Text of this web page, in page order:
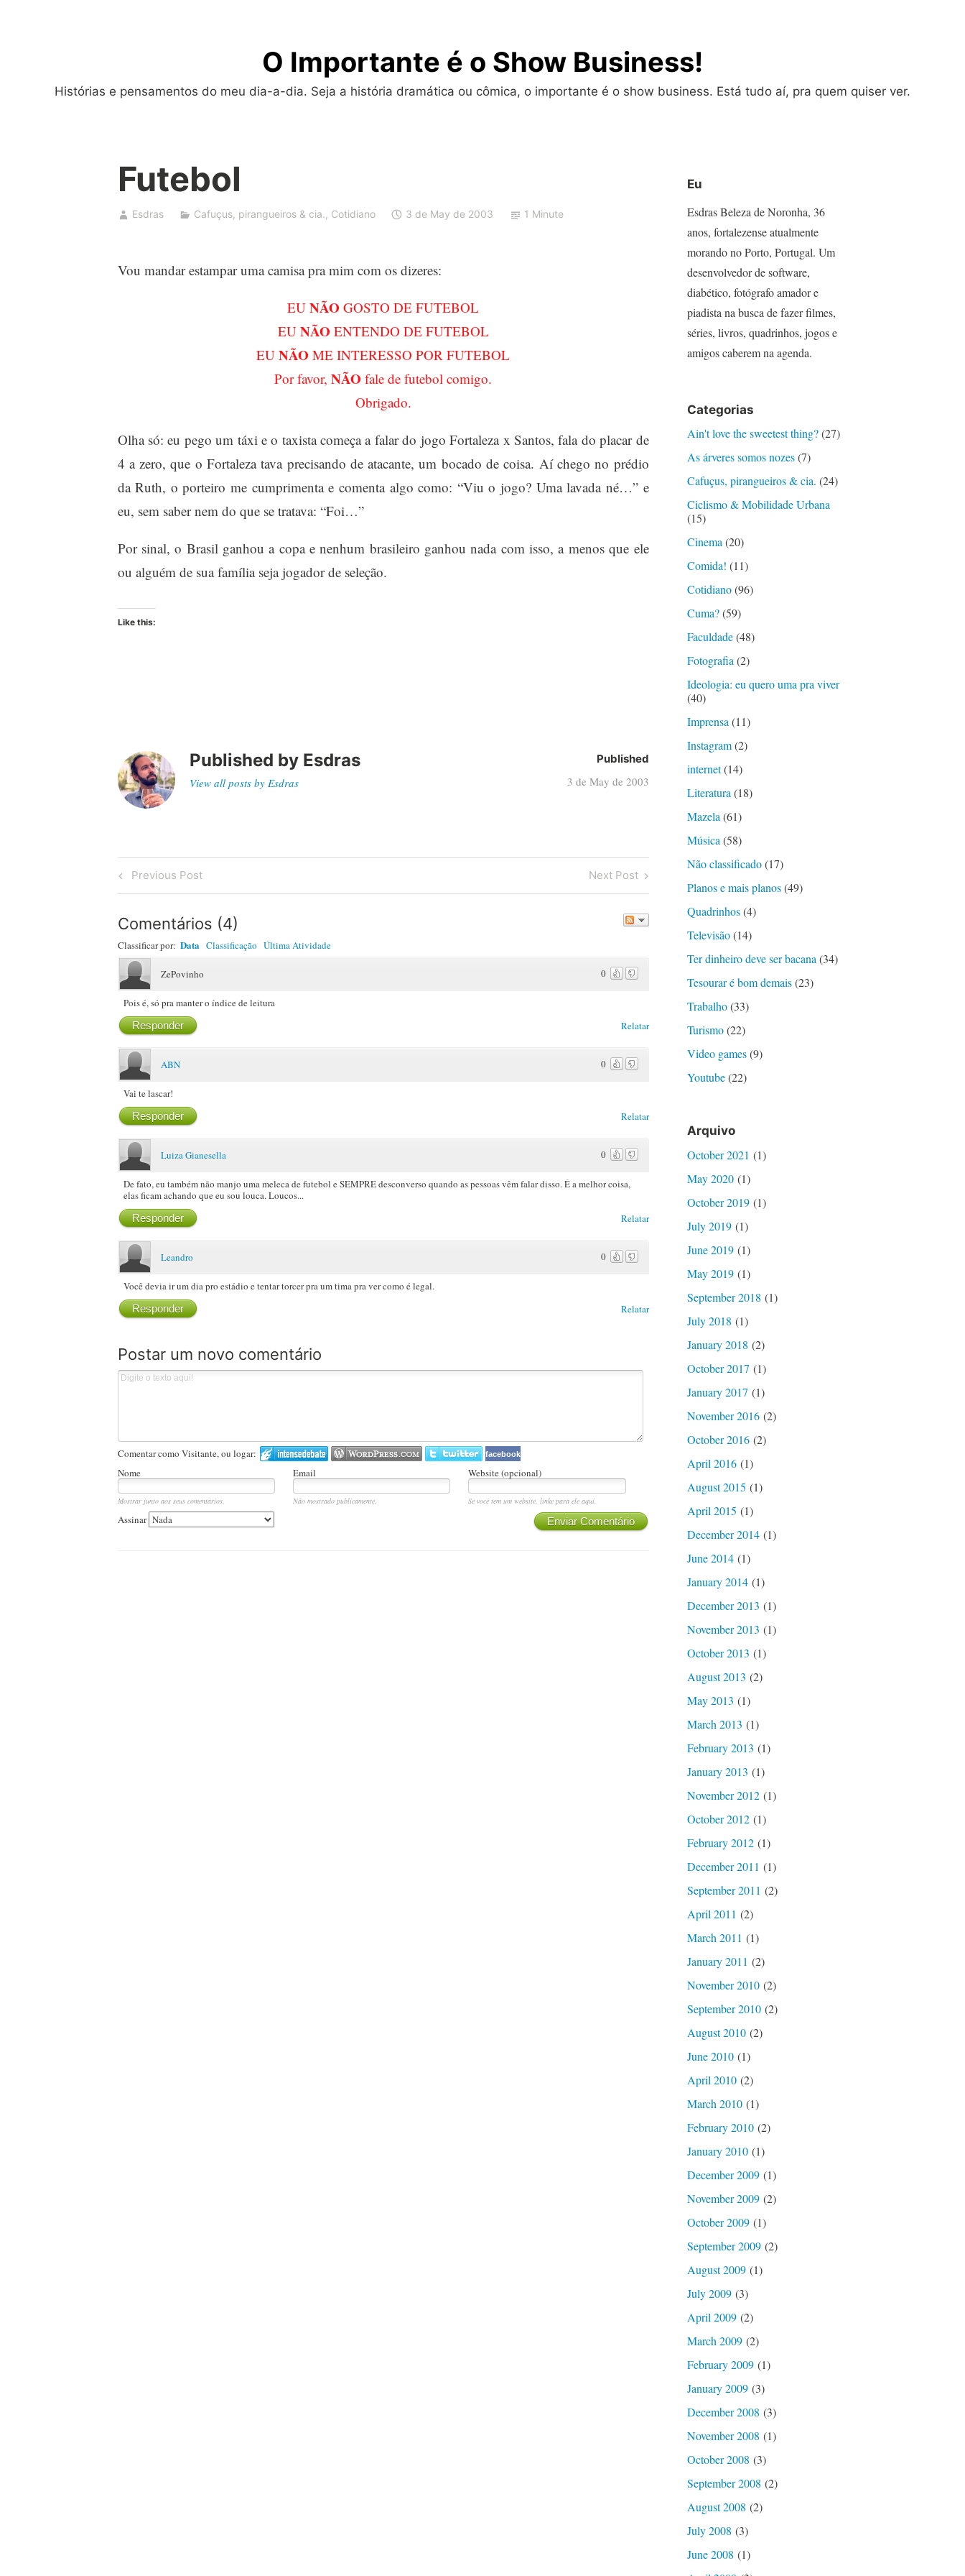
O Importante é o Show Business!
Histórias e pensamentos do meu dia-a-dia. Seja a história dramática ou cômica, o importante é o show business. Está tudo aí, pra quem quiser ver.
Futebol
Esdras Cafuçus, pirangueiros & cia., Cotidiano 3 de May de 2003 1 Minute
Vou mandar estampar uma camisa pra mim com os dizeres:
EU NÃO GOSTO DE FUTEBOL
EU NÃO ENTENDO DE FUTEBOL
EU NÃO ME INTERESSO POR FUTEBOL
Por favor, NÃO fale de futebol comigo.
Obrigado.
Olha só: eu pego um táxi e o taxista começa a falar do jogo Fortaleza x Santos, fala do placar de
4 a zero, que o Fortaleza tava precisando de atacante, um bocado de coisa. Aí chego no prédio
da Ruth, o porteiro me cumprimenta e comenta algo como: “Viu o jogo? Uma lavada né…” e
eu, sem saber nem do que se tratava: “Foi…”
Por sinal, o Brasil ganhou a copa e nenhum brasileiro ganhou nada com isso, a menos que ele
ou alguém de sua família seja jogador de seleção.
Like this:
Published by Esdras
View all posts by Esdras
Published
3 de May de 2003
Post
navigation
Previous
Post
Previous Post
Next
Post
Next Post
Comentários (4)
Classificar por: Data Classificação Última Atividade
0
ZePovinho
Pois é, só pra manter o índice de leitura
Relatar
Responder
0
ABN
Vai te lascar!
Relatar
Responder
0
Luiza Gianesella
De fato, eu também não manjo uma meleca de futebol e SEMPRE desconverso quando as pessoas vêm falar disso. É a melhor coisa,
elas ficam achando que eu sou louca. Loucos...
Relatar
Responder
0
Leandro
Você devia ir um dia pro estádio e tentar torcer pra um tima pra ver como é legal.
Relatar
Responder
Postar um novo comentário
Comentar como Visitante, ou logar: facebook
Nome Email Website (opcional)
Mostrar junto aos seus comentários. Não mostrado publicamente. Se você tem um website, linke para ele aqui.
Enviar Comentário
Assinar
Eu
Esdras Beleza de Noronha, 36
anos, fortalezense atualmente
morando no Porto, Portugal. Um
desenvolvedor de software,
diabético, fotógrafo amador e
piadista na busca de fazer filmes,
séries, livros, quadrinhos, jogos e
amigos caberem na agenda.
Categorias
Ain't love the sweetest thing?(27)
As árveres somos nozes(7)
Cafuçus, pirangueiros & cia. (24)
Ciclismo & Mobilidade Urbana
(15)
Cinema(20)
Comida! (11)
Cotidiano(96)
Cuma?(59)
Faculdade(48)
Fotografia(2)
Ideologia: eu quero uma pra viver
(40)
Imprensa(11)
Instagram(2)
internet(14)
Literatura(18)
Mazela(61)
Música(58)
Não classificado(17)
Planos e mais planos(49)
Quadrinhos(4)
Televisão(14)
Ter dinheiro deve ser bacana(34)
Tesourar é bom demais(23)
Trabalho(33)
Turismo(22)
Video games(9)
Youtube(22)
Arquivo
October 2021 (1)
May 2020(1)
October 2019(1)
July 2019(1)
June 2019(1)
May 2019(1)
September 2018 (1)
July 2018 (1)
January 2018 (2)
October 2017 (1)
January 2017 (1)
November 2016(2)
October 2016(2)
April 2016(1)
August 2015 (1)
April 2015 (1)
December 2014(1)
June 2014(1)
January 2014(1)
December 2013 (1)
November 2013 (1)
October 2013 (1)
August 2013 (2)
May 2013 (1)
March 2013 (1)
February 2013 (1)
January 2013 (1)
November 2012(1)
October 2012(1)
February 2012(1)
December 2011 (1)
September 2011 (2)
April 2011 (2)
March 2011 (1)
January 2011 (2)
November 2010(2)
September 2010(2)
August 2010(2)
June 2010(1)
April 2010(2)
March 2010(1)
February 2010(2)
January 2010(1)
December 2009(1)
November 2009(2)
October 2009(1)
September 2009(2)
August 2009(1)
July 2009(3)
April 2009(2)
March 2009(2)
February 2009(1)
January 2009(3)
December 2008 (3)
November 2008 (1)
October 2008 (3)
September 2008 (2)
August 2008 (2)
July 2008 (3)
June 2008 (1)